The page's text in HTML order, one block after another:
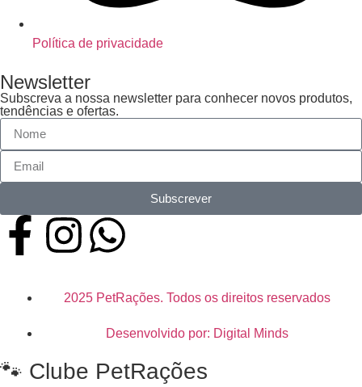
Política de privacidade
Newsletter
Subscreva a nossa newsletter para conhecer novos produtos,
tendências e ofertas.
Subscrever
2025 PetRações. Todos os direitos reservados
Desenvolvido por: Digital Minds
🐾 Clube PetRações